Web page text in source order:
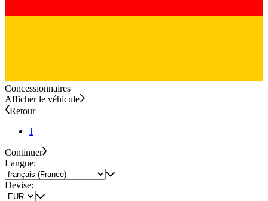
Concessionnaires
Afficher le véhicule
Retour
1
Continuer
Langue:
Devise: